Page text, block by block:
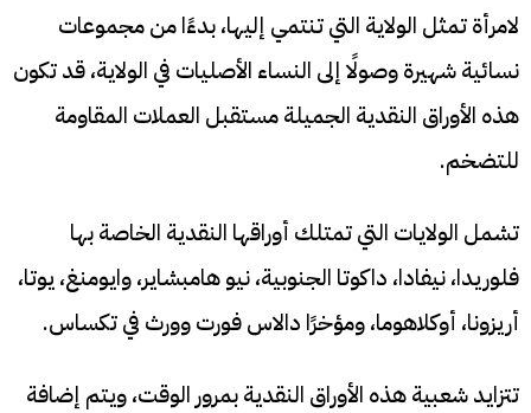
لامرأة تمثل الولاية التي تنتمي إليها، بدءًا من مجموعات
نسائية شهيرة وصولًا إلى النساء الأصليات في الولاية، قد تكون
هذه الأوراق النقدية الجميلة مستقبل العملات المقاومة
للتضخم.
تشمل الولايات التي تمتلك أوراقها النقدية الخاصة بها
فلوريدا، نيفادا، داكوتا الجنوبية، نيو هامبشاير، وايومنغ، يوتا،
أريزونا، أوكلاهوما، ومؤخرًا دالاس فورت وورث في تكساس.
تتزايد شعبية هذه الأوراق النقدية بمرور الوقت، ويتم إضافة